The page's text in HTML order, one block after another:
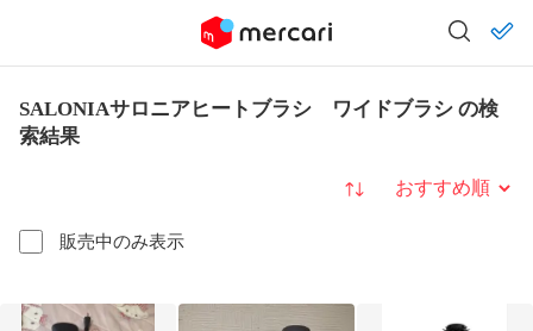
SALONIAサロニアヒートブラシ ワイドブラシ の検
索結果
販売中のみ表示
並び替え